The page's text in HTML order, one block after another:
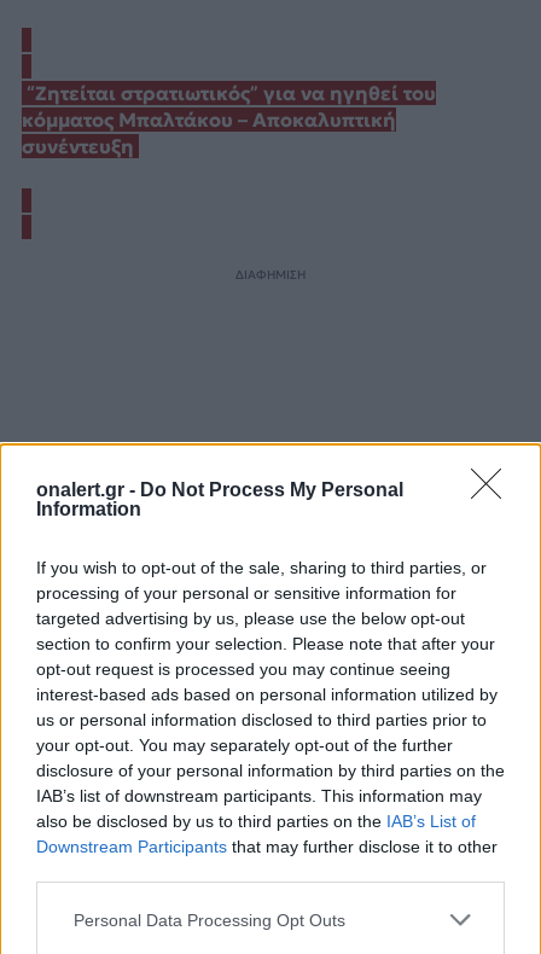
onalert.gr - Do Not Process My Personal
Information
If you wish to opt-out of the sale, sharing to third parties, or
processing of your personal or sensitive information for
targeted advertising by us, please use the below opt-out
section to confirm your selection. Please note that after your
opt-out request is processed you may continue seeing
interest-based ads based on personal information utilized by
us or personal information disclosed to third parties prior to
your opt-out. You may separately opt-out of the further
disclosure of your personal information by third parties on the
IAB’s list of downstream participants. This information may
also be disclosed by us to third parties on the IAB’s List of
Downstream Participants that may further disclose it to other
Personal Data Processing Opt Outs
“Ζητείται στρατιωτικός” για να ηγηθεί του
κόμματος Μπαλτάκου – Αποκαλυπτική
συνέντευξη
ΔΙΑΦΗΜΙΣΗ
Ακολουθήστε το onalert.gr στοGoogle
Newsκαι μάθετε πρώτοι όλες τις ειδήσεις
για την άμυνα.
ΚΟΜΜΑ ΜΠΑΛΤΑΚΟΣ ΣΤΡΑΤΙΩΤΙΚΟΙ